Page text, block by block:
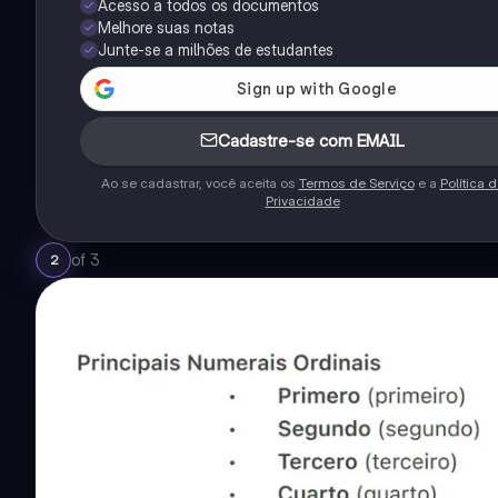
Acesso a todos os documentos
Melhore suas notas
Junte-se a milhões de estudantes
Cadastre-se com EMAIL
Ao se cadastrar, você aceita os Termos de Serviçoe a Política
Privacidade
2 of 3